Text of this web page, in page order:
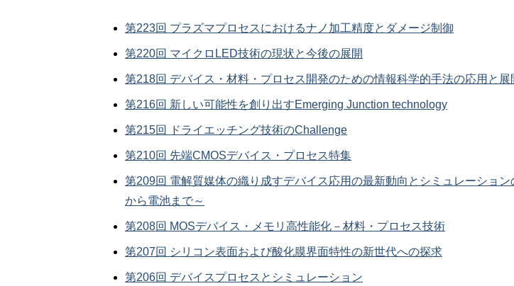
第223回 プラズマプロセスにおけるナノ加工精度とダメージ制御
第220回 マイクロLED技術の現状と今後の展開
第218回 デバイス・材料・プロセス開発のための情報科学的手法の応用と展
第216回 新しい可能性を創り出すEmerging Junction technology
第215回 ドライエッチング技術のChallenge
第210回 先端CMOSデバイス・プロセス特集
第209回 電解質媒体の織り成すデバイス応用の最新動向とシミュレーショ
から電池まで～
第208回 MOSデバイス・メモリ高性能化－材料・プロセス技術
第207回 シリコン表面および酸化膜界面特性の新世代への探求
第206回 デバイスプロセスとシミュレーション